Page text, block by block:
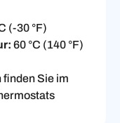
(-30 °F)
60 °C (140 °F)
Sie im